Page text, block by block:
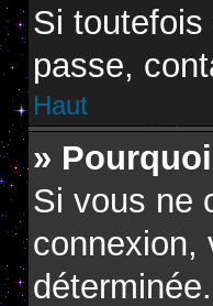
Si
passe,
Haut
»
Si vous ne
connexion,